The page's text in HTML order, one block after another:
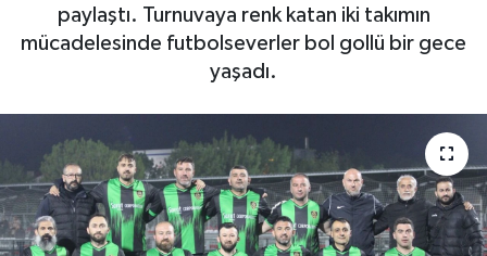
paylaştı. Turnuvaya renk katan iki takımın
mücadelesinde futbolseverler bol gollü bir gece
yaşadı.